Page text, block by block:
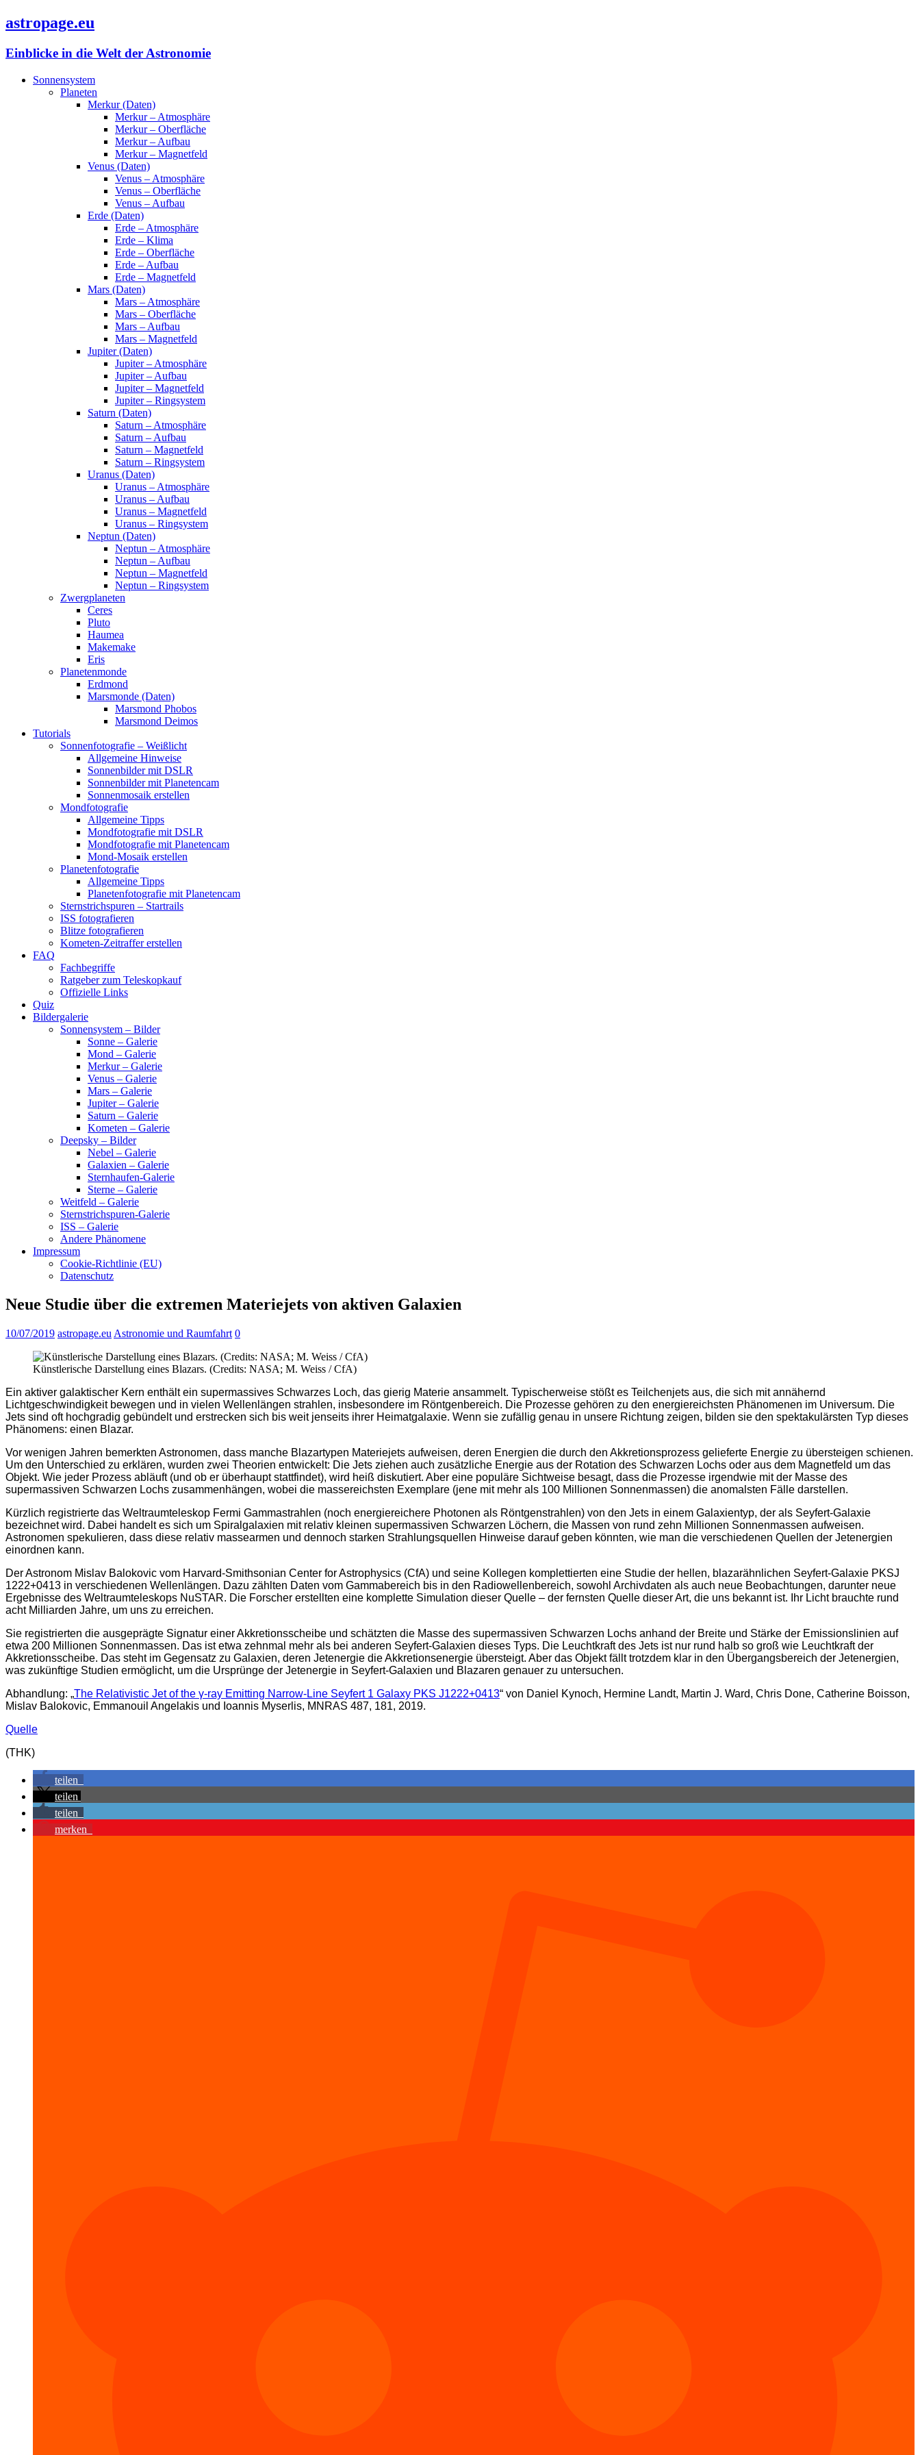
astropage.eu
Einblicke in die Welt der Astronomie
Sonnensystem
Planeten
Merkur (Daten)
Merkur – Atmosphäre
Merkur – Oberfläche
Merkur – Aufbau
Merkur – Magnetfeld
Venus (Daten)
Venus – Atmosphäre
Venus – Oberfläche
Venus – Aufbau
Erde (Daten)
Erde – Atmosphäre
Erde – Klima
Erde – Oberfläche
Erde – Aufbau
Erde – Magnetfeld
Mars (Daten)
Mars – Atmosphäre
Mars – Oberfläche
Mars – Aufbau
Mars – Magnetfeld
Jupiter (Daten)
Jupiter – Atmosphäre
Jupiter – Aufbau
Jupiter – Magnetfeld
Jupiter – Ringsystem
Saturn (Daten)
Saturn – Atmosphäre
Saturn – Aufbau
Saturn – Magnetfeld
Saturn – Ringsystem
Uranus (Daten)
Uranus – Atmosphäre
Uranus – Aufbau
Uranus – Magnetfeld
Uranus – Ringsystem
Neptun (Daten)
Neptun – Atmosphäre
Neptun – Aufbau
Neptun – Magnetfeld
Neptun – Ringsystem
Zwergplaneten
Ceres
Pluto
Haumea
Makemake
Eris
Planetenmonde
Erdmond
Marsmonde (Daten)
Marsmond Phobos
Marsmond Deimos
Tutorials
Sonnenfotografie – Weißlicht
Allgemeine Hinweise
Sonnenbilder mit DSLR
Sonnenbilder mit Planetencam
Sonnenmosaik erstellen
Mondfotografie
Allgemeine Tipps
Mondfotografie mit DSLR
Mondfotografie mit Planetencam
Mond-Mosaik erstellen
Planetenfotografie
Allgemeine Tipps
Planetenfotografie mit Planetencam
Sternstrichspuren – Startrails
ISS fotografieren
Blitze fotografieren
Kometen-Zeitraffer erstellen
FAQ
Fachbegriffe
Ratgeber zum Teleskopkauf
Offizielle Links
Quiz
Bildergalerie
Sonnensystem – Bilder
Sonne – Galerie
Mond – Galerie
Merkur – Galerie
Venus – Galerie
Mars – Galerie
Jupiter – Galerie
Saturn – Galerie
Kometen – Galerie
Deepsky – Bilder
Nebel – Galerie
Galaxien – Galerie
Sternhaufen-Galerie
Sterne – Galerie
Weitfeld – Galerie
Sternstrichspuren-Galerie
ISS – Galerie
Andere Phänomene
Impressum
Cookie-Richtlinie (EU)
Datenschutz
Neue Studie über die extremen Materiejets von aktiven Galaxien
10/07/2019 astropage.eu Astronomie und Raumfahrt 0
Künstlerische Darstellung eines Blazars. (Credits: NASA; M. Weiss / CfA)
Ein aktiver galaktischer Kern enthält ein supermassives Schwarzes Loch, das gierig Materie ansammelt. Typischerweise stößt es Teilchenjets aus, die sich mit annähernd
Lichtgeschwindigkeit bewegen und in vielen Wellenlängen strahlen, insbesondere im Röntgenbereich. Die Prozesse gehören zu den energiereichsten Phänomenen im Universum. Die
Jets sind oft hochgradig gebündelt und erstrecken sich bis weit jenseits ihrer Heimatgalaxie. Wenn sie zufällig genau in unsere Richtung zeigen, bilden sie den spektakulärsten Typ dieses
Phänomens: einen Blazar.
Vor wenigen Jahren bemerkten Astronomen, dass manche Blazartypen Materiejets aufweisen, deren Energien die durch den Akkretionsprozess gelieferte Energie zu übersteigen schienen.
Um den Unterschied zu erklären, wurden zwei Theorien entwickelt: Die Jets ziehen auch zusätzliche Energie aus der Rotation des Schwarzen Lochs oder aus dem Magnetfeld um das
Objekt. Wie jeder Prozess abläuft (und ob er überhaupt stattfindet), wird heiß diskutiert. Aber eine populäre Sichtweise besagt, dass die Prozesse irgendwie mit der Masse des
supermassiven Schwarzen Lochs zusammenhängen, wobei die massereichsten Exemplare (jene mit mehr als 100 Millionen Sonnenmassen) die anomalsten Fälle darstellen.
Kürzlich registrierte das Weltraumteleskop Fermi Gammastrahlen (noch energiereichere Photonen als Röntgenstrahlen) von den Jets in einem Galaxientyp, der als Seyfert-Galaxie
bezeichnet wird. Dabei handelt es sich um Spiralgalaxien mit relativ kleinen supermassiven Schwarzen Löchern, die Massen von rund zehn Millionen Sonnenmassen aufweisen.
Astronomen spekulieren, dass diese relativ massearmen und dennoch starken Strahlungsquellen Hinweise darauf geben könnten, wie man die verschiedenen Quellen der Jetenergien
einordnen kann.
Der Astronom Mislav Balokovic vom Harvard-Smithsonian Center for Astrophysics (CfA) und seine Kollegen komplettierten eine Studie der hellen, blazarähnlichen Seyfert-Galaxie PKSJ
1222+0413 in verschiedenen Wellenlängen. Dazu zählten Daten vom Gammabereich bis in den Radiowellenbereich, sowohl Archivdaten als auch neue Beobachtungen, darunter neue
Ergebnisse des Weltraumteleskops NuSTAR. Die Forscher erstellten eine komplette Simulation dieser Quelle – der fernsten Quelle dieser Art, die uns bekannt ist. Ihr Licht brauchte rund
acht Milliarden Jahre, um uns zu erreichen.
Sie registrierten die ausgeprägte Signatur einer Akkretionsscheibe und schätzten die Masse des supermassiven Schwarzen Lochs anhand der Breite und Stärke der Emissionslinien auf
etwa 200 Millionen Sonnenmassen. Das ist etwa zehnmal mehr als bei anderen Seyfert-Galaxien dieses Typs. Die Leuchtkraft des Jets ist nur rund halb so groß wie Leuchtkraft der
Akkretionsscheibe. Das steht im Gegensatz zu Galaxien, deren Jetenergie die Akkretionsenergie übersteigt. Aber das Objekt fällt trotzdem klar in den Übergangsbereich der Jetenergien,
was zukünftige Studien ermöglicht, um die Ursprünge der Jetenergie in Seyfert-Galaxien und Blazaren genauer zu untersuchen.
Abhandlung: „The Relativistic Jet of the γ-ray Emitting Narrow-Line Seyfert 1 Galaxy PKS J1222+0413“ von Daniel Kynoch, Hermine Landt, Martin J. Ward, Chris Done, Catherine Boisson,
Mislav Balokovic, Emmanouil Angelakis und Ioannis Myserlis, MNRAS 487, 181, 2019.
Quelle
(THK)
teilen
teilen
teilen
merken